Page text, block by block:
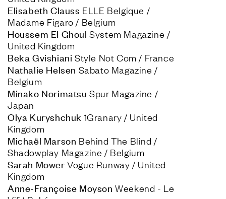
Elisabeth Clauss ELLE Belgique /
Houssem El Ghoul System Magazine /
Beka Gvishiani
Nathalie Helsen Sabato Magazine /
Minako Norimatsu Spur Magazine /
Olya Kuryshchuk 1Granary / United
Michaël Marson Behind The Blind /
Sarah Mower Vogue Runway / United
Anne-Françoise Moyson Weekend - Le